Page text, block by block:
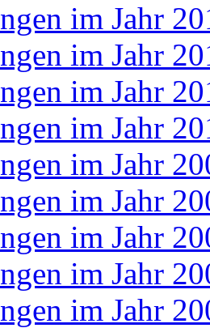
im Jahr
im Jahr
im Jahr
im Jahr
im Jahr
im Jahr
im Jahr
im Jahr
im Jahr